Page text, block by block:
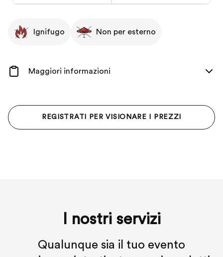
Ignifugo Non per esterno
Maggiori informazioni
REGISTRATI PER VISIONARE I PREZZI
I nostri servizi
Qualunque sia il tuo evento